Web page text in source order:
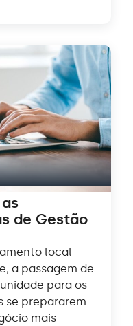
de Gestão
local
a passagem de
para os
se prepararem
mais